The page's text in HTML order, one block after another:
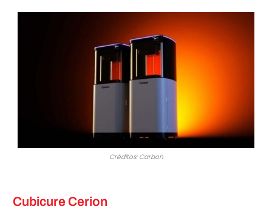
Créditos: Carbon
Cubicure Cerion